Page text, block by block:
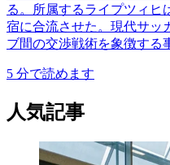
る。所属するライプツィヒ
宿に合流させた。現代サッ
ブ間の交渉戦術を象徴する
5 分で読めます
人気記事